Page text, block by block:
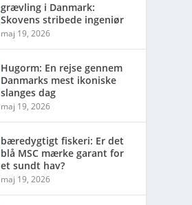
grævling i Danmark:
Skovens stribede ingeniør
maj 19, 2026
Hugorm: En rejse gennem
Danmarks mest ikoniske
slanges dag
maj 19, 2026
bæredygtigt fiskeri: Er det
blå MSC mærke garant for
et sundt hav?
maj 19, 2026